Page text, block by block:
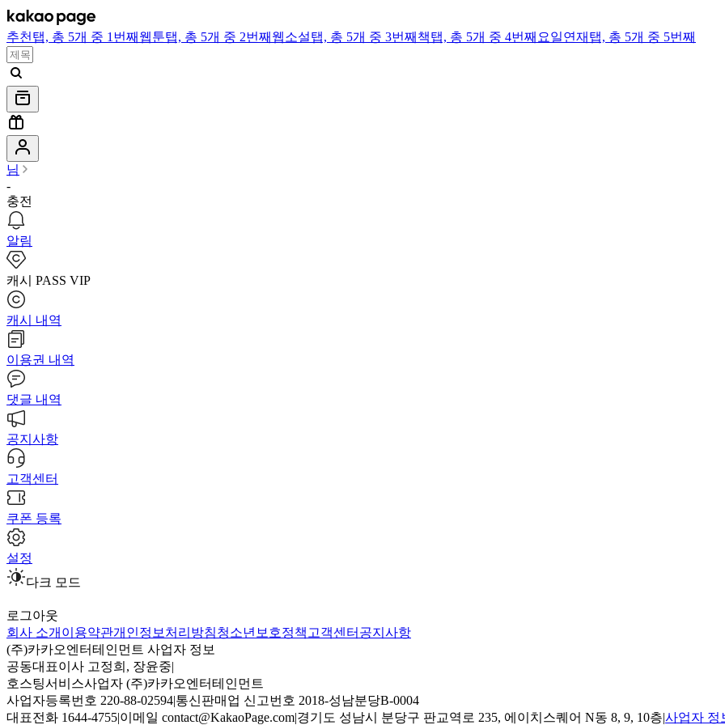
추천 탭, 총 5개 중 1번째 웹툰탭, 총 5개 중 2번째 웹소설탭, 총 5개 중 3번째 책탭, 총 5개 중 4번째 요일연재 탭, 총 5개 중 5번째
님
-
충전
알림
캐시 PASS VIP
캐시 내역
이용권 내역
댓글 내역
공지사항
고객센터
쿠폰 등록
설정
다크 모드
로그아웃
회사 소개 이용약관개인정보처리방침청소년보호정책 고객센터 공지사항
(주)카카오엔터테인먼트 사업자 정보
공동대표이사 고정희, 장윤중|
호스팅서비스사업자 (주)카카오엔터테인먼트
사업자등록번호 220-88-02594|통신판매업 신고번호 2018-성남분당B-0004
대표전화 1644-4755|이메일 contact@KakaoPage.com|경기도 성남시 분당구 판교역로 235, 에이치스퀘어 N동 8, 9, 10층|사업자 정